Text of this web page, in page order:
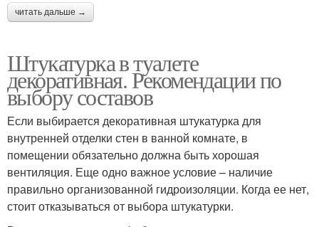
читать дальше →
Штукатурка в туалете
декоративная. Рекомендации по
выбору составов
Если выбирается декоративная штукатурка для
внутренней отделки стен в ванной комнате, в
помещении обязательно должна быть хорошая
вентиляция. Еще одно важное условие – наличие
правильно организованной гидроизоляции. Когда ее нет,
стоит отказываться от выбора штукатурки.